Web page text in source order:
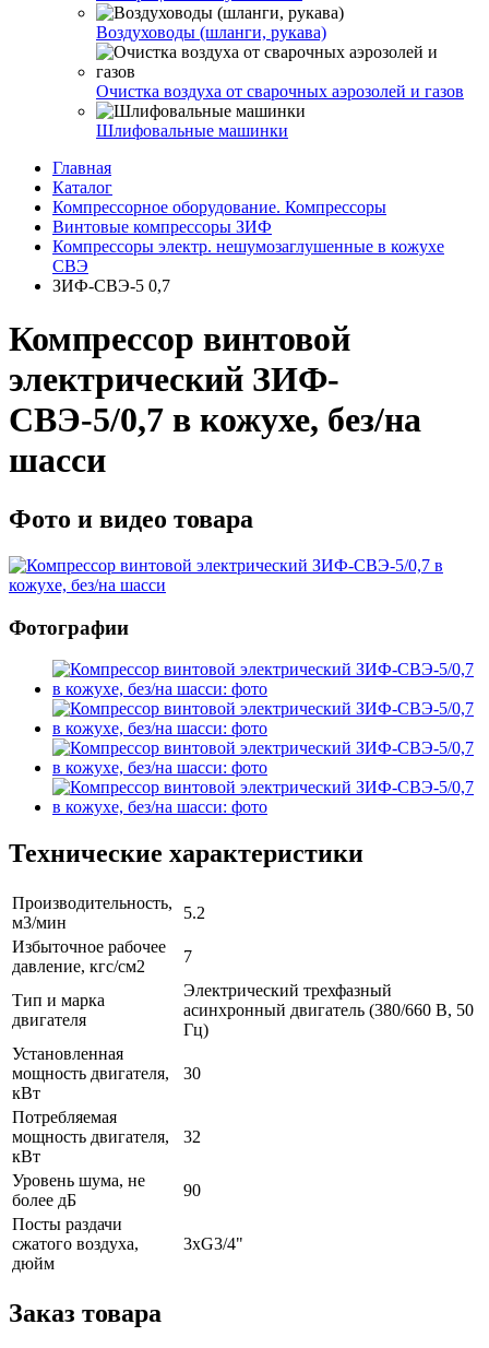
Воздуховоды (шланги, рукава)
Очистка воздуха от сварочных аэрозолей и газов
Шлифовальные машинки
Главная
Каталог
Компрессорное оборудование. Компрессоры
Винтовые компрессоры ЗИФ
Компрессоры электр. нешумозаглушенные в кожухе
СВЭ
ЗИФ-СВЭ-5 0,7
Компрессор винтовой
электрический ЗИФ-
СВЭ-5/0,7 в кожухе, без/на
шасси
Фото и видео товара
Фотографии
Технические характеристики
Производительность,
м3/мин
5.2
Избыточное рабочее
давление, кгс/см2
7
Тип и марка
двигателя
Электрический трехфазный
асинхронный двигатель (380/660 В, 50
Гц)
Установленная
мощность двигателя,
кВт
30
Потребляемая
мощность двигателя,
кВт
32
Уровень шума, не
более дБ
90
Посты раздачи
сжатого воздуха,
дюйм
3хG3/4"
Заказ товара